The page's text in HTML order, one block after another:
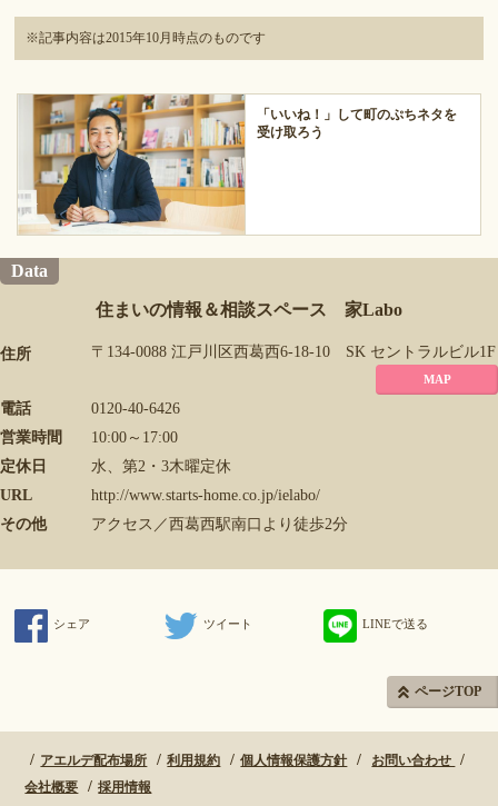
※記事内容は2015年10月時点のものです
「いいね！」して町のぷちネタを
受け取ろう
Data
住まいの情報＆相談スペース 家Labo
住所 〒134-0088 江戸川区西葛西6-18-10 SK セントラルビル1F
MAP
電話
0120-40-6426
営業時間
10:00～17:00
定休日
水、第2・3木曜定休
URL
http://www.starts-home.co.jp/ielabo/
その他
アクセス／西葛西駅南口より徒歩2分
シェア ツイート LINEで送る
ページTOP
アエルデ配布場所 利用規約 個人情報保護方針
お問い合わせ
会社概要
採用情報